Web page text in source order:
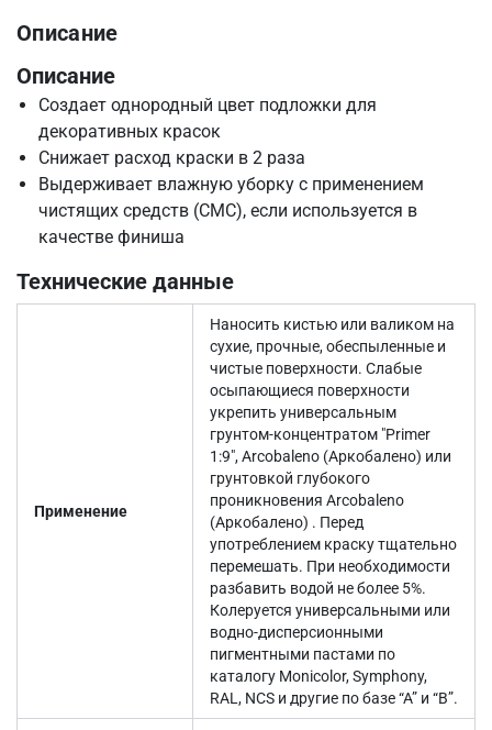
Описание
Описание
Создает однородный цвет подложки для
декоративных красок
Снижает расход краски в 2 раза
Выдерживает влажную уборку с применением
чистящих средств (СМС), если используется в
качестве финиша
Технические данные
Применение
Наносить кистью или валиком на
сухие, прочные, обеспыленные и
чистые поверхности. Слабые
осыпающиеся поверхности
укрепить универсальным
грунтом-концентратом "Primer
1:9", Arcobaleno (Аркобалено) или
грунтовкой глубокого
проникновения Arcobaleno
(Аркобалено) . Перед
употреблением краску тщательно
перемешать. При необходимости
разбавить водой не более 5%.
Колеруется универсальными или
водно-дисперсионными
пигментными пастами по
каталогу Monicolor, Symphony,
RAL, NCS и другие по базе “А” и “В”.